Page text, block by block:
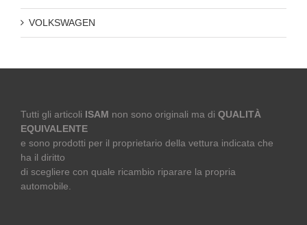
VOLKSWAGEN
Tutti gli articoli ISAM non sono originali ma di QUALITÀ
EQUIVALENTE
e sono prodotti per il proprietario della vettura indicata che
ha il diritto
di scegliere con quale ricambio riparare la propria
automobile.